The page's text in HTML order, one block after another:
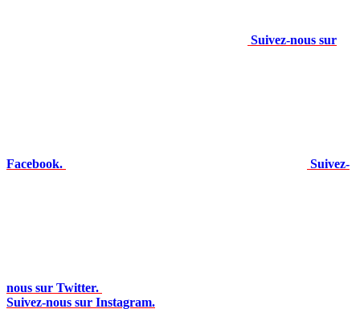
Suivez-nous sur
Facebook. Suivez-
nous sur Twitter.
Suivez-nous sur Instagram.